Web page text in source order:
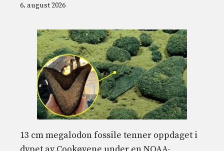
6. august 2026
13 cm megalodon fossile tenner oppdaget i